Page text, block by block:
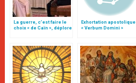
La guerre, c’est faire le
choix « de Caïn », déplore
Exhortation apostolique
« Verbum Domini »